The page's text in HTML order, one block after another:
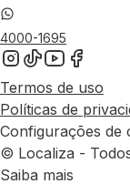
4000-1695
Termos de uso
Políticas de
Configurações de
© Localiza -
Saiba mais